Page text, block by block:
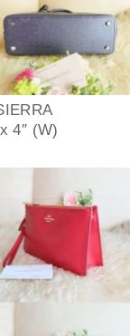
4″ (W)